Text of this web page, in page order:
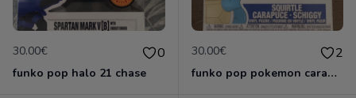
30.00€ 0
funko pop halo 21 chase
30.00€ 2
funko pop pokemon carapuce